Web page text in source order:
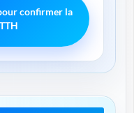
confirmer la